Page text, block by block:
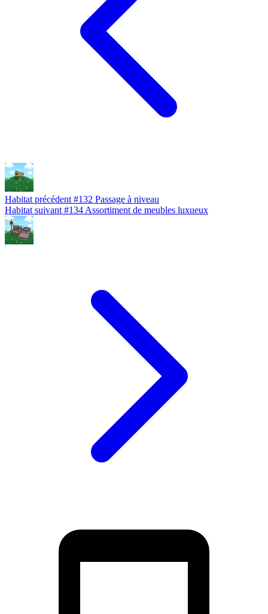
Habitat précédent #132 Passage à niveau
Habitat suivant #134 Assortiment de meubles luxueux